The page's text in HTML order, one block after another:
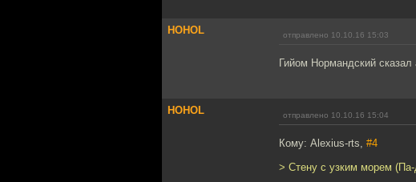
HOHOL отправлено 10.10.16 15:03
Гийом Нормандский
HOHOL отправлено 10.10.16 15:04
Кому: Alexius-rts, #4
> Стену с узким морем